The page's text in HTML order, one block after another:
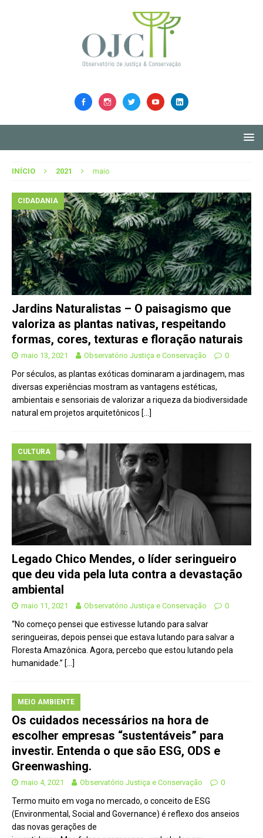
INÍCIO 2021 maio
CIDADANIA
Jardins Naturalistas – O paisagismo que
valoriza as plantas nativas, respeitando
formas, cores, texturas e floração naturais
maio 13, 2021 Observatório Justiça e Conservação 0
Por séculos, as plantas exóticas dominaram a jardinagem, mas
diversas experiências mostram as vantagens estéticas,
ambientais e sensoriais de valorizar a riqueza da biodiversidade
natural em projetos arquitetônicos […]
CULTURA
Legado Chico Mendes, o líder seringueiro
que deu vida pela luta contra a devastação
ambiental
maio 11, 2021 Observatório Justiça e Conservação 0
“No começo pensei que estivesse lutando para salvar
seringueiras, depois pensei que estava lutando para salvar a
Floresta Amazônica. Agora, percebo que estou lutando pela
humanidade.” […]
MEIO AMBIENTE
Os cuidados necessários na hora de
escolher empresas “sustentáveis” para
investir. Entenda o que são ESG, ODS e
Greenwashing.
maio 4, 2021 Observatório Justiça e Conservação 0
Termo muito em voga no mercado, o conceito de ESG
(Environmental, Social and Governance) é reflexo dos anseios
das novas gerações de